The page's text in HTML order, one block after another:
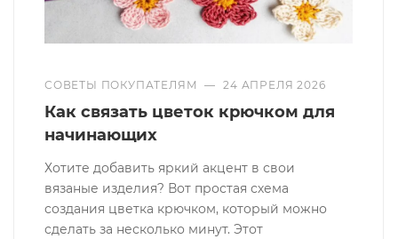
СОВЕТЫ ПОКУПАТЕЛЯМ — 24 АПРЕЛЯ 2026
Как связать цветок крючком для
начинающих
Хотите добавить яркий акцент в свои
вязаные изделия? Вот простая схема
создания цветка крючком, который можно
сделать за несколько минут. Этот